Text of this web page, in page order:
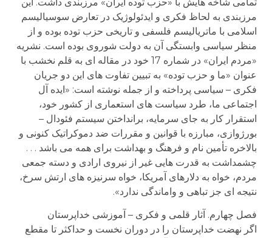
مرزبندی به لحاظ فکری و ایدئولوژیک در تعارض سوسیالیسم
اسلامی با ماتریالیسم فلسفی و تاریخی حزب توده بوده و از
منظر سیاسی وابستگی آن به دولت شوروی بوده است. نشریه
«مردم ایران» در شماره 17 خود در مقاله ای به قلم نخشب با
عنوان «ما و حزب توده» به تبیین تفاوت های این دو جریان
فکری – سیاسی پرداخته و از جمله نوشته است: «ایده آل
اجتماعی ما، طرد سیاست های استعماری از کشور خود،
استقرار کار به جای سرمایه، برانداختن سیستم فئودال –
بورژوازی، مبارزه با قوانین و مقررات ضد دموکراتیک کنونی و
بالاخره تأمین نام و فرهنگ و بهداشت برای همه می باشد . . .
چشمداشت به قدرت هایی غیر از نیروی ارادی و دسته جمعی
مردم، خواه به دلارهای آمریکا، خواه سرنیزه های ارتش سرخ،
نتیجه ای جز تباهی و واماندگی ندارد».
فصل چهارم. آثار قلمی و فکری – آموزشی خداپرستان
اگر نهضت خداپرستان را در دوران نخست و حداکثر تا مقطع